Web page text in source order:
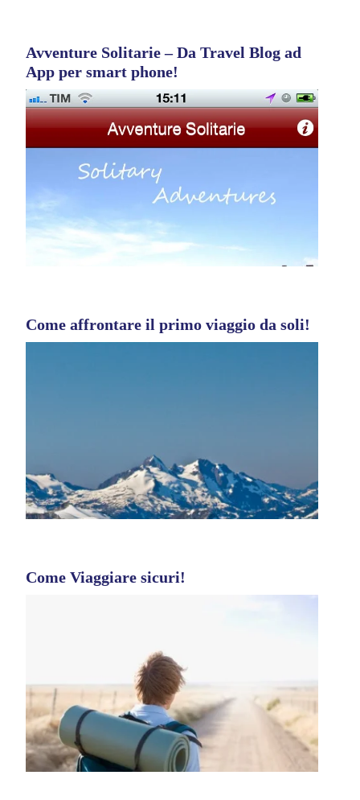
Avventure Solitarie – Da Travel Blog ad
App per smart phone!
Come affrontare il primo viaggio da soli!
Come Viaggiare sicuri!